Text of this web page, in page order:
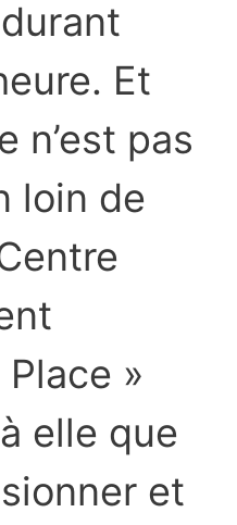
Et
n’est pas
loin de
»
elle que
et